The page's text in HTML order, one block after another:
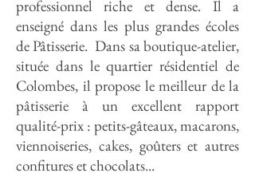
professionnel riche et dense. Il a
enseigné dans les plus grandes écoles
de Pâtisserie. Dans sa boutique-atelier,
située dans le quartier résidentiel de
Colombes, il propose le meilleur de la
pâtisserie à un excellent rapport
qualité-prix : petits-gâteaux, macarons,
viennoiseries, cakes, goûters et autres
confitures et chocolats...